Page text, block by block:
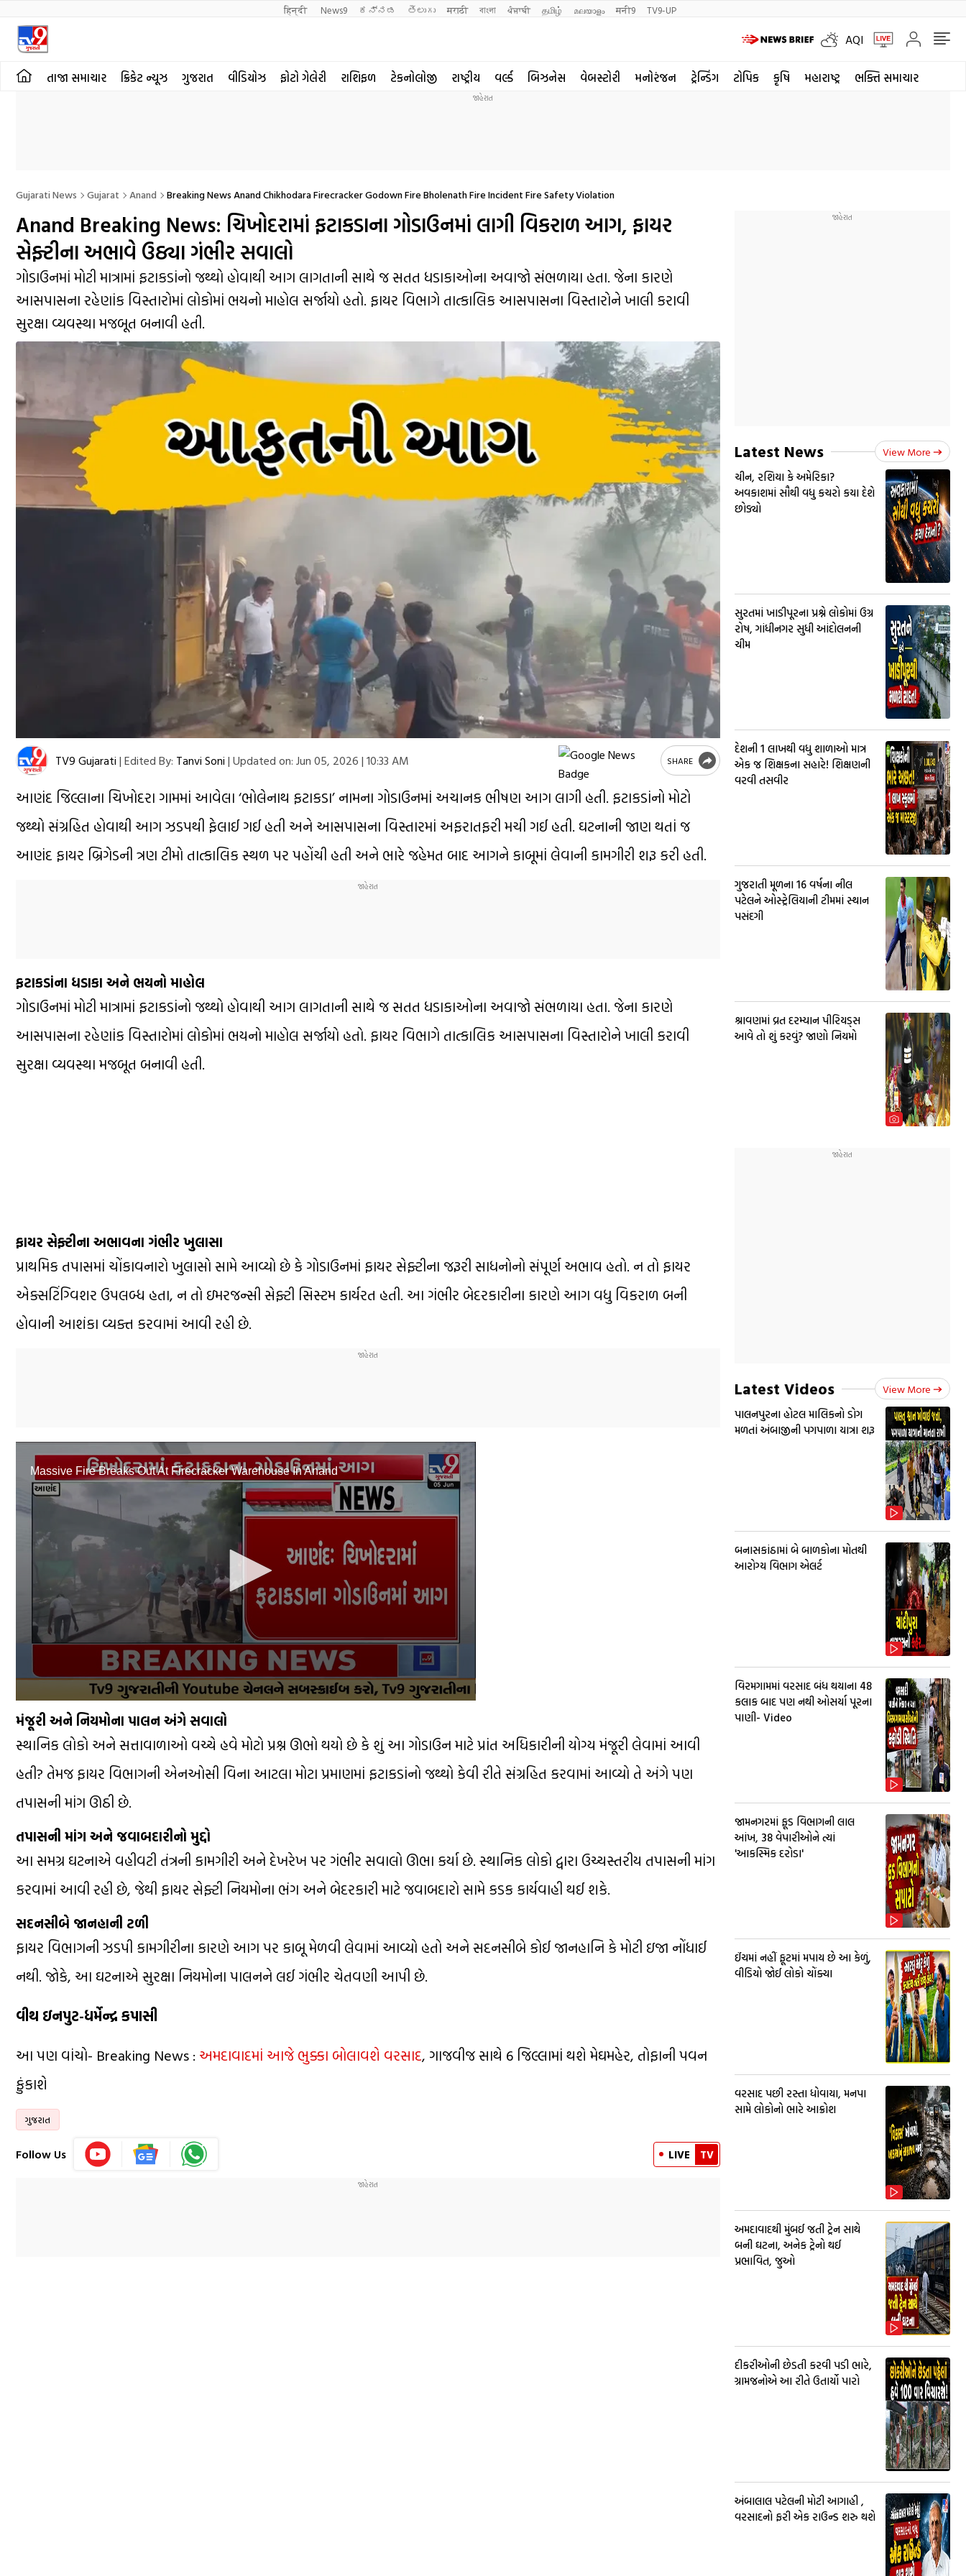
हिन्दी News9 ಕನ್ನಡ తెలుగు मराठी বাংলা ਪੰਜਾਬੀ தமிழ் മലയാളം मनी9 TV9-UP
AQI
તાજા સમાચાર ક્રિકેટ ન્યૂઝ ગુજરાત વીડિયોઝ ફોટો ગેલેરી રાશિફળ ટેકનોલોજી રાષ્ટ્રીય વર્લ્ડ બિઝનેસ વેબસ્ટોરી મનોરંજન ટ્રેન્ડિંગ ટોપિક કૃષિ મહારાષ્ટ્ર ભક્તિ સમાચાર
Gujarati News Gujarat Anand Breaking News Anand Chikhodara Firecracker Godown Fire Bholenath Fire Incident Fire Safety Violation
Anand Breaking News: ચિખોદરામાં ફટાકડાના ગોડાઉનમાં લાગી વિકરાળ આગ, ફાયર
સેફ્ટીના અભાવે ઉઠ્યા ગંભીર સવાલો
ગોડાઉનમાં મોટી માત્રામાં ફટાકડાંનો જથ્થો હોવાથી આગ લાગતાની સાથે જ સતત ધડાકાઓના અવાજો સંભળાયા હતા. જેના કારણે
આસપાસના રહેણાંક વિસ્તારોમાં લોકોમાં ભયનો માહોલ સર્જાયો હતો. ફાયર વિભાગે તાત્કાલિક આસપાસના વિસ્તારોને ખાલી કરાવી
સુરક્ષા વ્યવસ્થા મજબૂત બનાવી હતી.
TV9 Gujarati | Edited By: Tanvi Soni | Updated on: Jun 05, 2026 | 10:33 AM SHARE
આણંદ જિલ્લાના ચિખોદરા ગામમાં આવેલા ‘ભોલેનાથ ફટાકડા’ નામના ગોડાઉનમાં અચાનક ભીષણ આગ લાગી હતી. ફટાકડાંનો મોટો
જથ્થો સંગ્રહિત હોવાથી આગ ઝડપથી ફેલાઈ ગઈ હતી અને આસપાસના વિસ્તારમાં અફરાતફરી મચી ગઈ હતી. ઘટનાની જાણ થતાં જ
આણંદ ફાયર બ્રિગેડની ત્રણ ટીમો તાત્કાલિક સ્થળ પર પહોંચી હતી અને ભારે જહેમત બાદ આગને કાબૂમાં લેવાની કામગીરી શરૂ કરી હતી.
ફટાકડાંના ધડાકા અને ભયનો માહોલ
ગોડાઉનમાં મોટી માત્રામાં ફટાકડાંનો જથ્થો હોવાથી આગ લાગતાની સાથે જ સતત ધડાકાઓના અવાજો સંભળાયા હતા. જેના કારણે
આસપાસના રહેણાંક વિસ્તારોમાં લોકોમાં ભયનો માહોલ સર્જાયો હતો. ફાયર વિભાગે તાત્કાલિક આસપાસના વિસ્તારોને ખાલી કરાવી
સુરક્ષા વ્યવસ્થા મજબૂત બનાવી હતી.
ફાયર સેફ્ટીના અભાવના ગંભીર ખુલાસા
પ્રાથમિક તપાસમાં ચોંકાવનારો ખુલાસો સામે આવ્યો છે કે ગોડાઉનમાં ફાયર સેફ્ટીના જરૂરી સાધનોનો સંપૂર્ણ અભાવ હતો. ન તો ફાયર
એક્સટિંગ્વિશર ઉપલબ્ધ હતા, ન તો ઇમરજન્સી સેફ્ટી સિસ્ટમ કાર્યરત હતી. આ ગંભીર બેદરકારીના કારણે આગ વધુ વિકરાળ બની
હોવાની આશંકા વ્યક્ત કરવામાં આવી રહી છે.
Massive Fire Breaks Out At Firecracker Warehouse In Anand
0
seconds
minute,
12
seconds
Volume
મંજૂરી અને નિયમોના પાલન અંગે સવાલો
સ્થાનિક લોકો અને સત્તાવાળાઓ વચ્ચે હવે મોટો પ્રશ્ન ઊભો થયો છે કે શું આ ગોડાઉન માટે પ્રાંત અધિકારીની યોગ્ય મંજૂરી લેવામાં આવી
હતી? તેમજ ફાયર વિભાગની એનઓસી વિના આટલા મોટા પ્રમાણમાં ફટાકડાંનો જથ્થો કેવી રીતે સંગ્રહિત કરવામાં આવ્યો તે અંગે પણ
તપાસની માંગ ઊઠી છે.
તપાસની માંગ અને જવાબદારીનો મુદ્દો
આ સમગ્ર ઘટનાએ વહીવટી તંત્રની કામગીરી અને દેખરેખ પર ગંભીર સવાલો ઊભા કર્યા છે. સ્થાનિક લોકો દ્વારા ઉચ્ચસ્તરીય તપાસની માંગ
કરવામાં આવી રહી છે, જેથી ફાયર સેફ્ટી નિયમોના ભંગ અને બેદરકારી માટે જવાબદારો સામે કડક કાર્યવાહી થઈ શકે.
સદનસીબે જાનહાની ટળી
ફાયર વિભાગની ઝડપી કામગીરીના કારણે આગ પર કાબૂ મેળવી લેવામાં આવ્યો હતો અને સદનસીબે કોઈ જાનહાનિ કે મોટી ઇજા નોંધાઈ
નથી. જોકે, આ ઘટનાએ સુરક્ષા નિયમોના પાલનને લઈ ગંભીર ચેતવણી આપી છે.
વીથ ઇનપુટ-ધર્મેન્દ્ર કપાસી
આ પણ વાંચો- Breaking News : અમદાવાદમાં આજે ભુક્કા બોલાવશે વરસાદ, ગાજવીજ સાથે 6 જિલ્લામાં થશે મેઘમહેર, તોફાની પવન
ફુંકાશે
ગુજરાત
Follow Us LIVE TV
Latest News View More
ચીન, રશિયા કે અમેરિકા?
અવકાશમાં સૌથી વધુ કચરો કયા દેશે
છોડ્યો
સુરતમાં ખાડીપૂરના પ્રશ્ને લોકોમાં ઉગ્ર
રોષ, ગાંધીનગર સુધી આંદોલનની
ચીમ
દેશની 1 લાખથી વધુ શાળાઓ માત્ર
એક જ શિક્ષકના સહારે! શિક્ષણની
વરવી તસવીર
ગુજરાતી મૂળના 16 વર્ષના નીલ
પટેલને ઓસ્ટ્રેલિયાની ટીમમાં સ્થાન
પસંદગી
શ્રાવણમાં વ્રત દરમ્યાન પીરિયડ્સ
આવે તો શું કરવું? જાણો નિયમો
Latest Videos View More
પાલનપુરના હોટલ માલિકનો ડોગ
મળતાં અંબાજીની પગપાળા યાત્રા શરૂ
બનાસકાંઠામાં બે બાળકોના મોતથી
આરોગ્ય વિભાગ એલર્ટ
વિરમગામમાં વરસાદ બંધ થયાના 48
કલાક બાદ પણ નથી ઓસર્યા પૂરના
પાણી- Video
જામનગરમાં ફૂડ વિભાગની લાલ
આંખ, 38 વેપારીઓને ત્યાં
'આકસ્મિક દરોડા'
ઈંચમાં નહીં ફૂટમાં મપાય છે આ કેળું,
વીડિયો જોઈ લોકો ચોંક્યા
વરસાદ પછી રસ્તા ધોવાયા, મનપા
સામે લોકોનો ભારે આક્રોશ
અમદાવાદથી મુંબઈ જતી ટ્રેન સાથે
બની ઘટના, અનેક ટ્રેનો થઈ
પ્રભાવિત, જુઓ
દીકરીઓની છેડતી કરવી પડી ભારે,
ગ્રામજનોએ આ રીતે ઉતાર્યો પારો
અંબાલાલ પટેલની મોટી આગાહી ,
વરસાદનો ફરી એક રાઉન્ડ શરુ થશે